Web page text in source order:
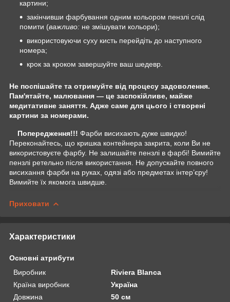
картини;
закінчивши фарбування одним кольором пензлі слід
помити (важливо: не змішувати кольори);
використовуючи суху кисть перейдіть до наступного
номера;
крок за кроком завершуйте ваш шедевр.
Не поспішайте та отримуйте від процесу задоволення.
Пам'ятайте, малювання — це заспокійливе, майже
медитативне заняття. Адже саме для цього і створені
картини за номерами.
Попередження!!! Фарби висихають дуже швидко!
Переконайтесь, що кришка контейнера закрита, коли Ви не
використовуєте фарбу. Не залишайте пензлі в фарбі! Вимийте
пензлі ретельно після використання. Не допускайте повного
висихання фарби на руках, одязі або предметах інтер’єру!
Вимийте їх якомога швидше.
Приховати
Характеристики
Основні атрибути
Виробник
Riviera Blanca
Країна виробник
Україна
Довжина
50 см